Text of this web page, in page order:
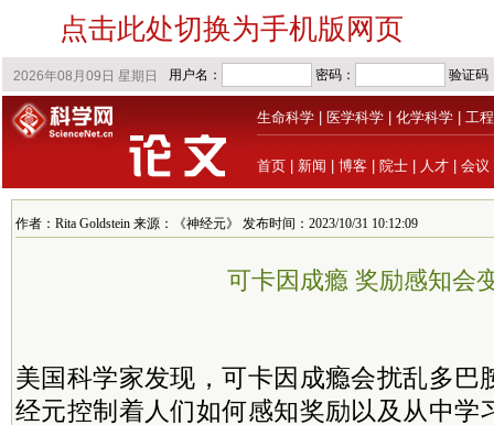
点击此处切换为手机版网页
生命科学 医学科学 化学科学 工
首页 新闻 博客 院士 人才 会议
作者：Rita Goldstein 来源：《神经元》 发布时间：2023/10/31 10:12:09
可卡因成瘾 奖励感知会
美国科学家发现，可卡因成瘾会扰乱多巴
经元控制着人们如何感知奖励以及从中学